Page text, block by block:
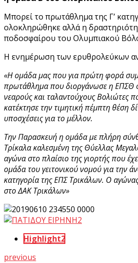
Μπορεί το πρωτάθλημα της Γ’
ολοκληρώθηκε αλλά η
ποδοσφαίρου του Ολυμπιακού
Η ενημέρωση των ερυθρολεύκων
«Η ομάδα μας που για πρώτη φορά
πρωτάθλημα που διοργάνωσε η ΕΠΣΘ
νεαρούς και ταλαντούχους Βολιώτες
κατέκτησε την τιμητική πέμπτη θέση
υποσχέσεις για το μέλλον.
Την Παρασκευή η ομάδα με πλήρη
Τρίκαλα καλεσμένη της Θύελλας
αγώνα στο πλαίσιο της γιορτής που
ομάδα του γειτονικού νομού για την
κατηγορία της ΕΠΣ Τρικάλων. O
στο ΔΑΚ Τρικάλων»
Highlight2
previous